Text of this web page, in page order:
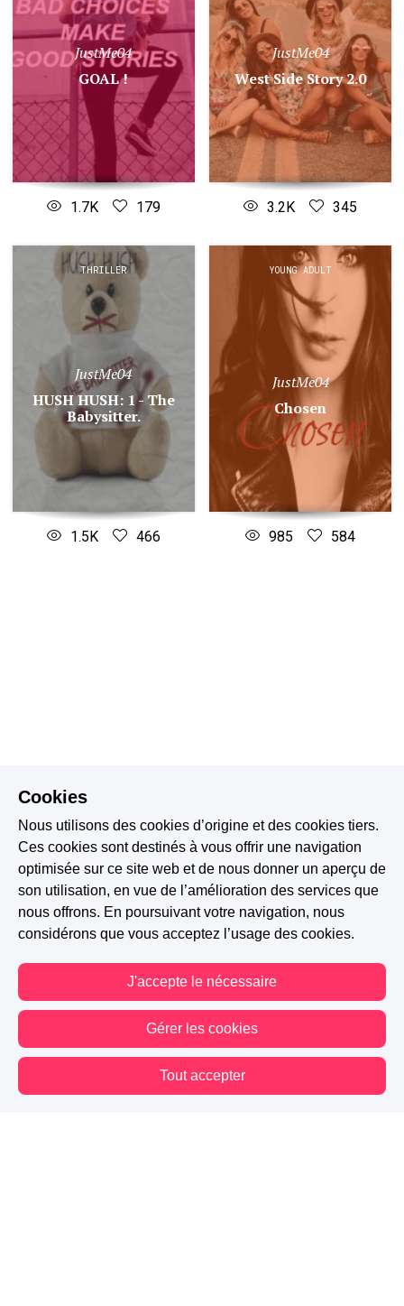
JustMe04
GOAL !
1.7K 179
JustMe04
West Side Story 2.0
3.2K 345
THRILLER
JustMe04
HUSH HUSH: 1 - The
Babysitter.
1.5K 466
YOUNG ADULT
JustMe04
Chosen
985 584
Cookies
Nous utilisons des cookies d’origine et des cookies tiers.
Ces cookies sont destinés à vous offrir une navigation
optimisée sur ce site web et de nous donner un aperçu de
son utilisation, en vue de l’amélioration des services que
nous offrons. En poursuivant votre navigation, nous
considérons que vous acceptez l’usage des cookies.
J'accepte le nécessaire
Gérer les cookies
Tout accepter